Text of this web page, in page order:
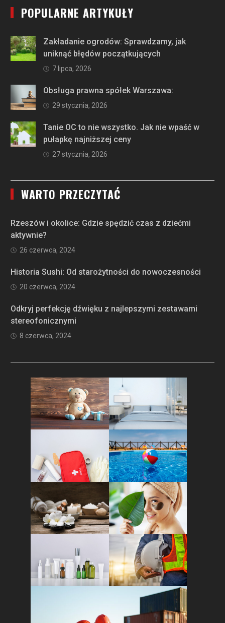
POPULARNE ARTYKUŁY
Zakładanie ogrodów: Sprawdzamy, jak
uniknąć błędów początkujących
7 lipca, 2026
Obsługa prawna spółek Warszawa:
29 stycznia, 2026
Tanie OC to nie wszystko. Jak nie wpaść w
pułapkę najniższej ceny
27 stycznia, 2026
WARTO PRZECZYTAĆ
Rzeszów i okolice: Gdzie spędzić czas z dziećmi
aktywnie?
26 czerwca, 2024
Historia Sushi: Od starożytności do nowoczesności
20 czerwca, 2024
Odkryj perfekcję dźwięku z najlepszymi zestawami
stereofonicznymi
8 czerwca, 2024